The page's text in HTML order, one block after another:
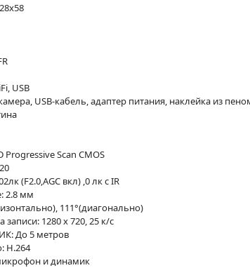
USB
USB-кабель, адаптер питания, наклейка из
Scan CMOS
(F2.0,AGC вкл) ,0 лк с IR
2.8 мм
111°(диагонально)
записи: 1280 x 720, 25 к/с
До 5 метров
H.264
и динамик